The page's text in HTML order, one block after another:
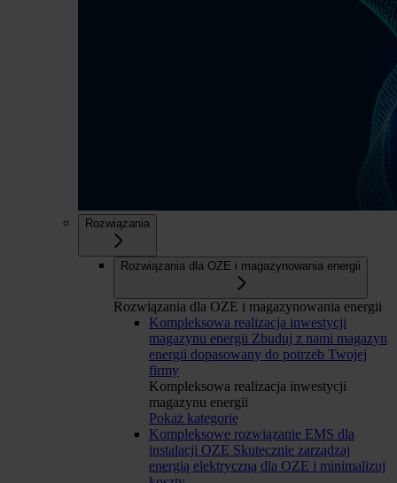
Rozwiązania
Rozwiązania dla OZE i magazynowania energii
Rozwiązania dla OZE i magazynowania energii
Kompleksowa realizacja inwestycji
magazynu energii Zbuduj z nami magazyn
energii dopasowany do potrzeb Twojej
firmy
Kompleksowa realizacja inwestycji
magazynu energii
Pokaż kategorię
Kompleksowe rozwiązanie EMS dla
instalacji OZE Skutecznie zarządzaj
energią elektryczną dla OZE i minimalizuj